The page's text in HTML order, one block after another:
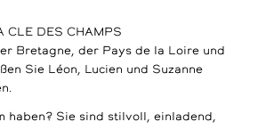
CLE DES CHAMPS
Bretagne, der Pays de la Loire und
Sie Léon, Lucien und Suzanne
haben? Sie sind stilvoll, einladend,